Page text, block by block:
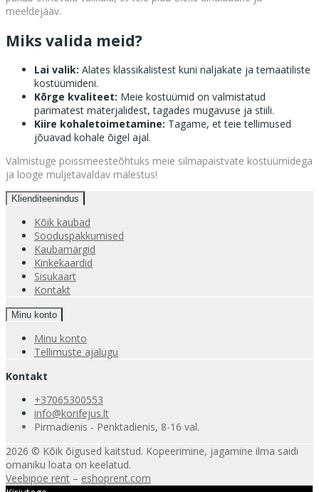
meeldejääv.
Miks valida meid?
Lai valik: Alates klassikalistest kuni naljakate ja temaatiliste
kostüümideni.
Kõrge kvaliteet: Meie kostüümid on valmistatud
parimatest materjalidest, tagades mugavuse ja stiili.
Kiire kohaletoimetamine: Tagame, et teie tellimused
jõuavad kohale õigel ajal.
Valmistuge poissmeesteõhtuks meie silmapaistvate kostüümidega
ja looge muljetavaldav mälestus!
Klienditeenindus
Kõik kaubad
Sooduspakkumised
Kaubamärgid
Kinkekaardid
Sisukaart
Kontakt
Minu konto
Minu konto
Tellimuste ajalugu
Kontakt
+37065300553
info@korifejus.lt
Pirmadienis - Penktadienis, 8-16 val.
2026 © Kõik õigused kaitstud. Kopeerimine, jagamine ilma saidi
omaniku loata on keelatud.
Veebipoe rent – eshoprent.com